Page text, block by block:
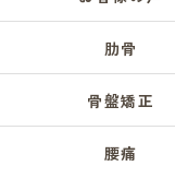
肋骨
骨盤矯正
腰痛